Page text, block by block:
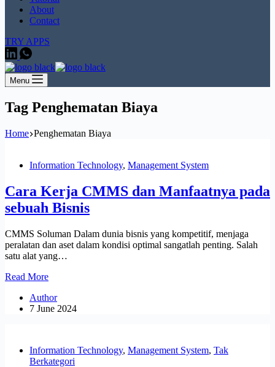
About
Contact
TRY APPS
Menu
Tag Penghematan Biaya
Home Penghematan Biaya
Information Technology, Management System
Cara Kerja CMMS dan Manfaatnya pada
sebuah Bisnis
CMMS Soluman Dalam dunia bisnis yang kompetitif, menjaga
peralatan dan aset dalam kondisi optimal sangatlah penting. Salah
satu alat yang…
Read MoreCara
CMMS
dan
Bisnis
Author
7 June 2024
Information Technology, Management System, Tak
Berkategori